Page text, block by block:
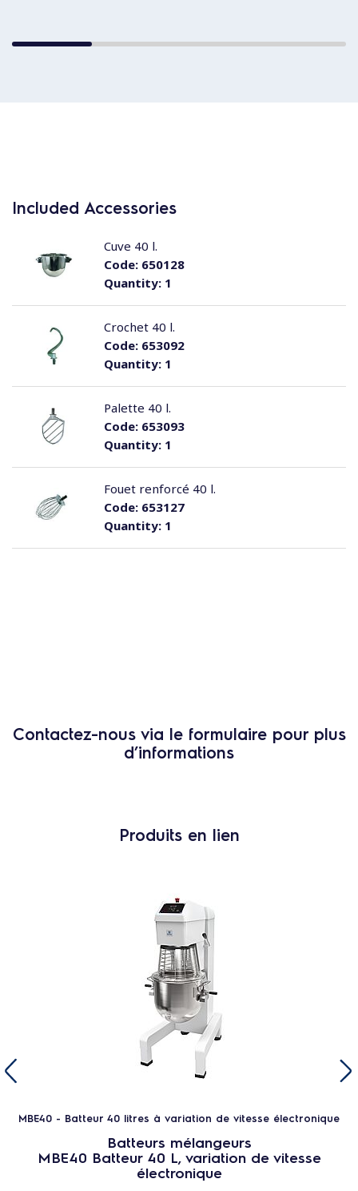
Included Accessories
Quantity:1
Code:650128
Cuve 40 l.
Quantity:1
Code:653092
Crochet 40 l.
Quantity:1
Code:653093
Palette 40 l.
Quantity:1
Code:653127
Fouet renforcé 40 l.
Contactez-nous via le formulaire pour plus
d’informations
Produits en lien
MBE40 - Batteur 40 litres à variation de vitesse électronique
Batteurs mélangeurs
MBE40 Batteur 40 L, variation de vitesse
électronique